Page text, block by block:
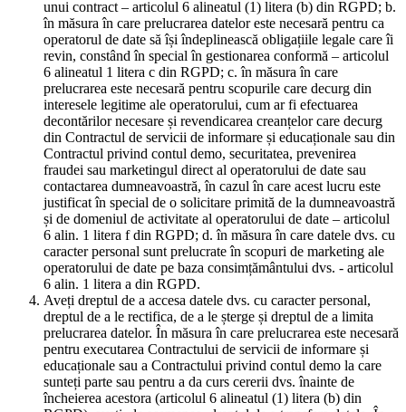
unui contract – articolul 6 alineatul (1) litera (b) din RGPD; b.
în măsura în care prelucrarea datelor este necesară pentru ca
operatorul de date să își îndeplinească obligațiile legale care îi
revin, constând în special în gestionarea conformă – articolul
6 alineatul 1 litera c din RGPD; c. în măsura în care
prelucrarea este necesară pentru scopurile care decurg din
interesele legitime ale operatorului, cum ar fi efectuarea
decontărilor necesare și revendicarea creanțelor care decurg
din Contractul de servicii de informare și educaționale sau din
Contractul privind contul demo, securitatea, prevenirea
fraudei sau marketingul direct al operatorului de date sau
contactarea dumneavoastră, în cazul în care acest lucru este
justificat în special de o solicitare primită de la dumneavoastră
și de domeniul de activitate al operatorului de date – articolul
6 alin. 1 litera f din RGPD; d. în măsura în care datele dvs. cu
caracter personal sunt prelucrate în scopuri de marketing ale
operatorului de date pe baza consimțământului dvs. - articolul
6 alin. 1 litera a din RGPD.
Aveți dreptul de a accesa datele dvs. cu caracter personal,
dreptul de a le rectifica, de a le șterge și dreptul de a limita
prelucrarea datelor. În măsura în care prelucrarea este necesară
pentru executarea Contractului de servicii de informare și
educaționale sau a Contractului privind contul demo la care
sunteți parte sau pentru a da curs cererii dvs. înainte de
încheierea acestora (articolul 6 alineatul (1) litera (b) din